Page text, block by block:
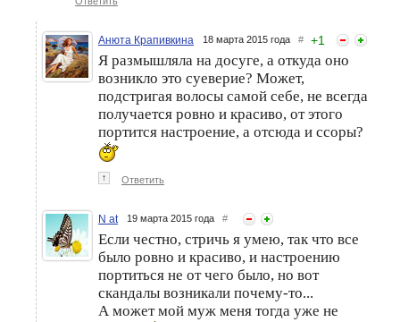
Анюта Крапивкина 18 марта 2015 года # +1
Я размышляла на досуге, а откуда оно
возникло это суеверие? Может,
подстригая волосы самой себе, не всегда
получается ровно и красиво, от этого
портится настроение, а отсюда и ссоры?
↑ Ответить
N at 19 марта 2015 года #
Если честно, стричь я умею, так что все
было ровно и красиво, и настроению
портиться не от чего было, но вот
скандалы возникали почему-то...
А может мой муж меня тогда уже не